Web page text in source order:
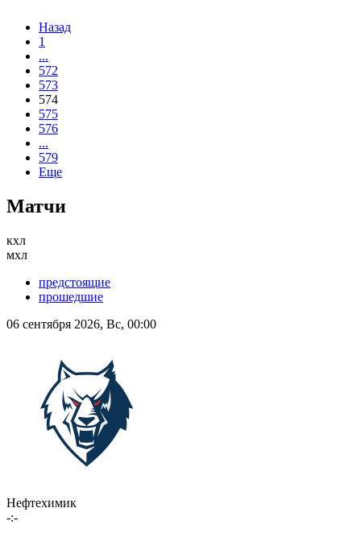
Назад
1
...
572
573
574
575
576
...
579
Еще
Матчи
кхл
мхл
предстоящие
прошедшие
06 сентября 2026, Вс, 00:00
Нефтехимик
-:-